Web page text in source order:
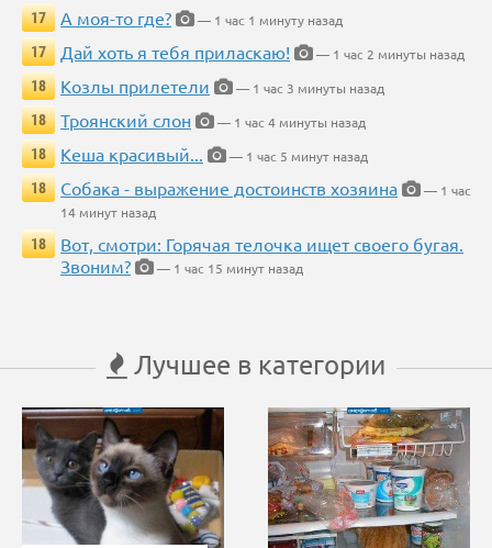
17
А моя-то где?
— 1 час 1 минуту назад
17
Дай хоть я тебя приласкаю!
— 1 час 2 минуты назад
18
Козлы прилетели
— 1 час 3 минуты назад
18
Троянский слон
— 1 час 4 минуты назад
18
Кеша красивый...
— 1 час 5 минут назад
18
Собака - выражение достоинств хозяина
— 1 час
14 минут назад
18
Вот, смотри: Горячая телочка ищет своего бугая.
Звоним?
— 1 час 15 минут назад
Лучшее в категории